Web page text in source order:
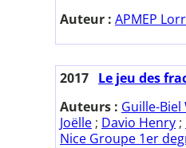
Auteur : APMEP
2017 Le jeu des
Auteurs : Guille-
Joëlle ; Davio Henry ;
Nice Groupe 1er